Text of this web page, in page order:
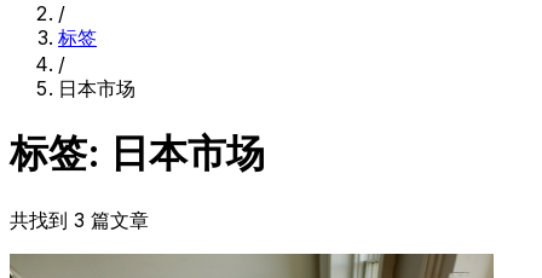
/
标签
/
日本市场
标签: 日本市场
共找到 3 篇文章